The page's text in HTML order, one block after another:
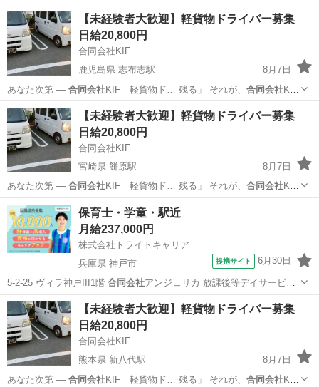
の働き方で… せんか？ ★合同会社KIFが“選ばれ… あなたの一歩を、
合同会社KIFが全力で応…
鹿児島 大島郡 ドライバー 合同会社
【未経験者大歓迎】軽貨物ドライバー募集
日給20,800円
合同会社KIF
鹿児島県 志布志駅
8月7日
あなた次第 ― 合同会社KIF｜軽貨物ド… 残る」 それが、 合同会社KIF
の働き方で… せんか？ ★合同会社KIFが“選ばれ… あなたの一歩を、
合同会社KIFが全力で応…
鹿児島 鹿屋市 志布志駅 ドライバー 合同会社
【未経験者大歓迎】軽貨物ドライバー募集
日給20,800円
合同会社KIF
宮崎県 餅原駅
8月7日
あなた次第 ― 合同会社KIF｜軽貨物ド… 残る」 それが、 合同会社KIF
の働き方で… せんか？ ★合同会社KIFが“選ばれ… あなたの一歩を、
合同会社KIFが全力で応…
宮崎 都城市 餅原駅 ドライバー
保育士・学童・駅近
月給237,000円
株式会社トライトキャリア
兵庫県 神戸市
提携サイト 6月30日
5-2-25 ヴィラ神戸III1階 合同会社アンジェリカ 放課後等デイサービス
…兵庫 神戸市 保育士
【未経験者大歓迎】軽貨物ドライバー募集
日給20,800円
合同会社KIF
熊本県 新八代駅
8月7日
あなた次第 ― 合同会社KIF｜軽貨物ド… 残る」 それが、 合同会社KIF